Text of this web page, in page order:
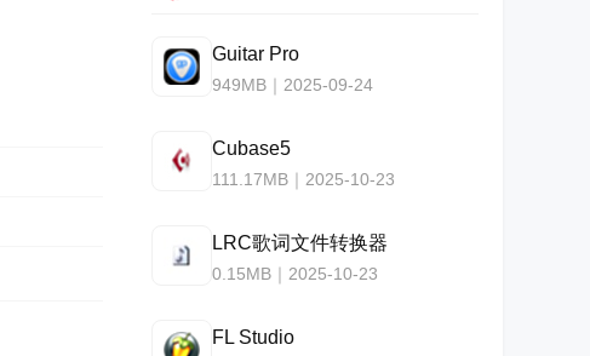
Guitar Pro
949MB｜2025-09-24
Cubase5
111.17MB｜2025-10-23
LRC歌词文件转换器
0.15MB｜2025-10-23
FL Studio